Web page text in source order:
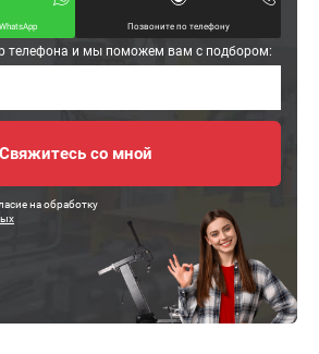
Позвоните по телефону
телефона и мы поможем вам с подбором:
на обработку